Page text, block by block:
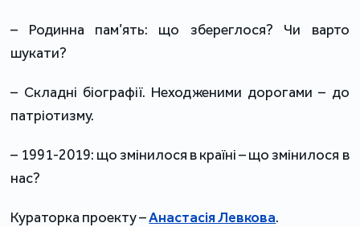
– Родинна пам’ять: що збереглося? Чи варто
шукати?
– Складні біографії. Неходженими дорогами – до
патріотизму.
– 1991-2019: що змінилося в країні – що змінилося в
нас?
Кураторка проекту –Анастасія Левкова.